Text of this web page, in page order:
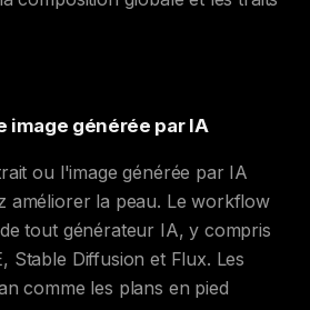
image générée par IA
ou l'image générée par IA
améliorer la peau. Le workflow
tout générateur IA, y compris
Stable Diffusion et Flux. Les
comme les plans en pied